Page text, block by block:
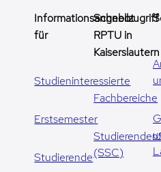
Informationsangebot
für
Studieninteressierte
Erstsemester
Studierende
Schnellzugriff
RPTU in
Kaiserslautern
Fachbereiche
(SSC)